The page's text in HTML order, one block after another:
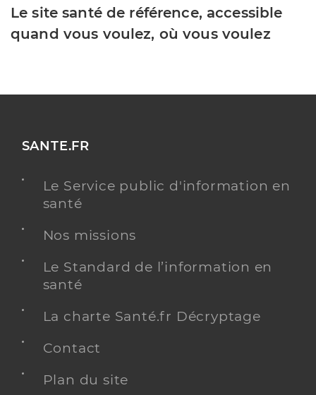
Le site santé de référence, accessible
quand vous voulez, où vous voulez
SANTE.FR
Le Service public d'information en
santé
Nos missions
Le Standard de l’information en
santé
La charte Santé.fr Décryptage
Contact
Plan du site